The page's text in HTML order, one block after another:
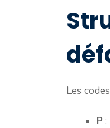
Les
P